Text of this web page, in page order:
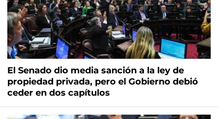
El Senado dio media sanción a la ley de
propiedad privada, pero el Gobierno debió
ceder en dos capítulos